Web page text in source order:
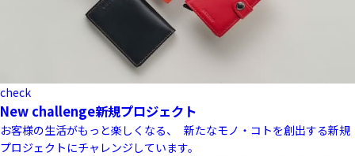
check
New challenge新規プロジェクト
お客様の生活がもっと楽しくなる、 新たなモノ・コトを創出する新規
プロジェクトにチャレンジしています。